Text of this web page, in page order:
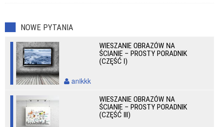
NOWE PYTANIA
WIESZANIE OBRAZÓW NA
ŚCIANIE – PROSTY PORADNIK
(CZĘŚĆ I)
anikkk
WIESZANIE OBRAZÓW NA
ŚCIANIE – PROSTY PORADNIK
(CZĘŚĆ III)